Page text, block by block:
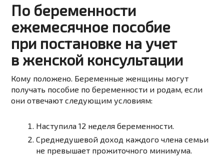
По беременности
ежемесячное пособие
при постановке на учет
в женской консультации
Кому положено. Беременные женщины могут
получать пособие по беременности и родам, если
они отвечают следующим условиям:
Наступила 12 неделя беременности.
Среднедушевой доход каждого члена семьи
не превышает прожиточного минимума.